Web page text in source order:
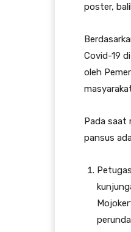
poster,
Covid-19
oleh
Pada saat
pansus